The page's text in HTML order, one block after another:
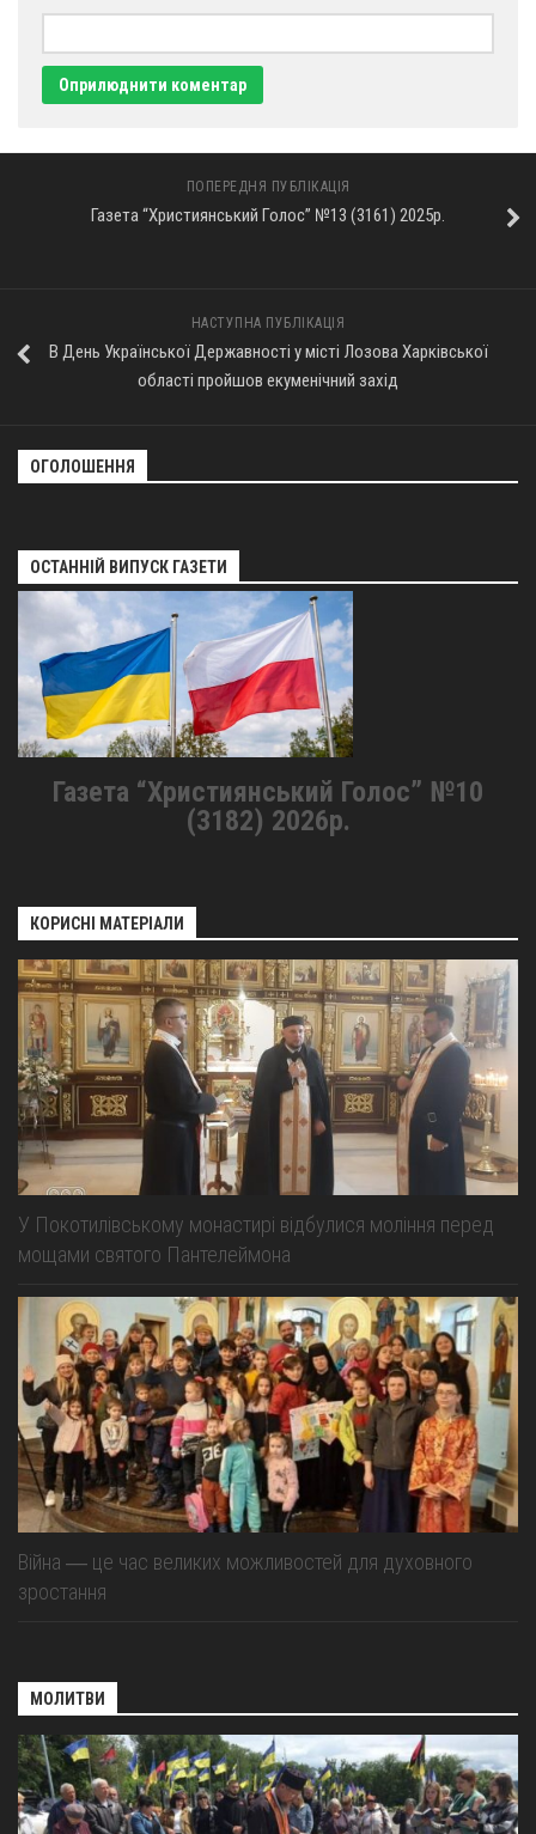
ПОПЕРЕДНЯ ПУБЛІКАЦІЯ
Газета “Християнський Голос” №13 (3161) 2025р.
НАСТУПНА ПУБЛІКАЦІЯ
В День Української Державності у місті Лозова Харківської
області пройшов екуменічний захід
ОГОЛОШЕННЯ
ОСТАННІЙ ВИПУСК ГАЗЕТИ
Газета “Християнський Голос” №10
(3182) 2026р.
КОРИСНІ МАТЕРІАЛИ
У Покотилівському монастирі відбулися моління перед
мощами святого Пантелеймона
Війна ― це час великих можливостей для духовного
зростання
МОЛИТВИ